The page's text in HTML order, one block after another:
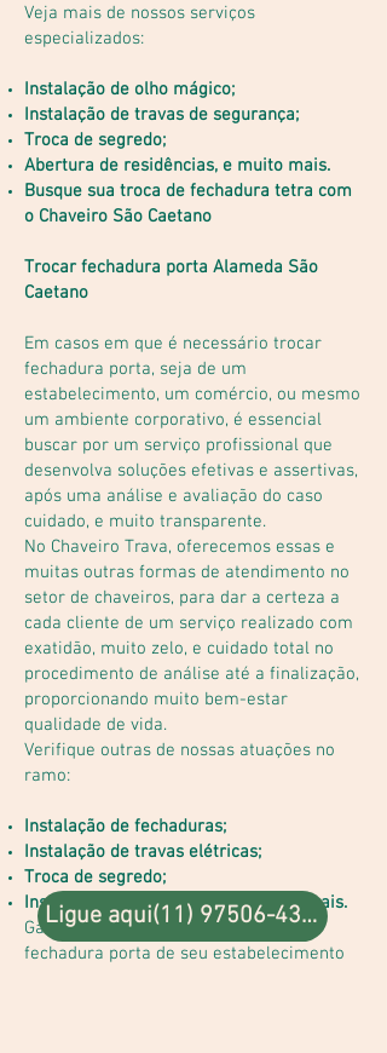
Veja mais de nossos serviços
especializados:
Instalação de olho mágico;
Instalação de travas de segurança;
Troca de segredo;
Abertura de residências, e muito mais.
Busque sua troca de fechadura tetra com
o Chaveiro São Caetano
Trocar fechadura porta Alameda São
Caetano
Em casos em que é necessário trocar
fechadura porta, seja de um
estabelecimento, um comércio, ou mesmo
um ambiente corporativo, é essencial
buscar por um serviço profissional que
desenvolva soluções efetivas e assertivas,
após uma análise e avaliação do caso
cuidado, e muito transparente.
No Chaveiro Trava, oferecemos essas e
muitas outras formas de atendimento no
setor de chaveiros, para dar a certeza a
cada cliente de um serviço realizado com
exatidão, muito zelo, e cuidado total no
procedimento de análise até a finalização,
proporcionando muito bem-estar
qualidade de vida.
Verifique outras de nossas atuações no
ramo:
Instalação de fechaduras;
Instalação de travas elétricas;
Troca de segredo;
Instalação de olho mágico, e muito mais.
Garanta o serviço ideal para trocar
fechadura porta de seu estabelecimento
Ligue aqui(11) 97506-4324